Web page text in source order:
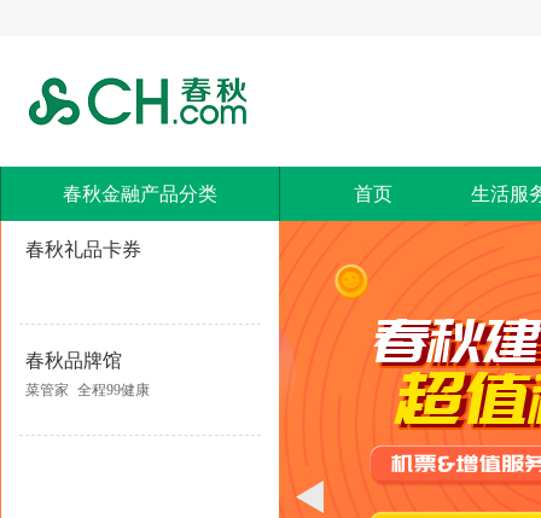
春秋金融产品分类 首页 生活服
春秋礼品卡券
春秋品牌馆
菜管家 全程99健康